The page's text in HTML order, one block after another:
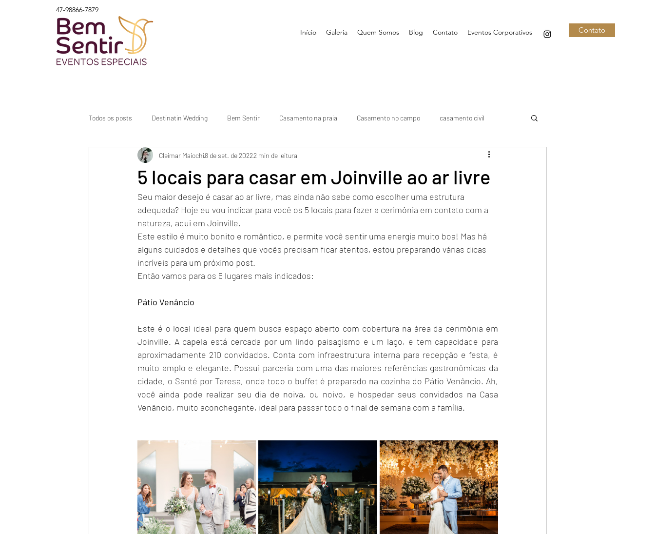
47-98866-7879
Início Galeria Quem Somos Blog Contato Eventos Corporativos Contato
Todos os posts Destinatin Wedding Bem Sentir Casamento na praia Casamento no campo casamento civil
lista de convidados como reduzir a lista de convidados
como começar tempo ideal como organizar o casamento lua de mel dicas para noiva Buquê de noiva
fornecedor de casamento fotografo de casamento convites madrinhas e padrinhos fornecedor
dicas de casamento erros de noivas lembrancinhas aliança de casamento
5 locais para casar em Joinville ao ar livre
Cleimar Maiochi8 de set. de 20222 min de leitura
Seu maior desejo é casar ao ar livre, mas ainda não sabe como escolher uma estrutura
adequada? Hoje eu vou indicar para você os 5 locais para fazer a cerimônia em contato com a
natureza, aqui em Joinville.
Este estilo é muito bonito e romântico, e permite você sentir uma energia muito boa! Mas há
alguns cuidados e detalhes que vocês precisam ficar atentos, estou preparando várias dicas
incríveis para um próximo post.
Então vamos para os 5 lugares mais indicados:
Pátio Venâncio
Este é o local ideal para quem busca espaço aberto com cobertura na área da cerimônia em
Joinville. A capela está cercada por um lindo paisagismo e um lago, e tem capacidade para
aproximadamente 210 convidados. Conta com infraestrutura interna para recepção e festa, é
muito amplo e elegante. Possui parceria com uma das maiores referências gastronômicas da
cidade, o Santé por Teresa, onde todo o buffet é preparado na cozinha do Pátio Venâncio. Ah,
você ainda pode realizar seu dia de noiva, ou noivo, e hospedar seus convidados na Casa
Venâncio, muito aconchegante, ideal para passar todo o final de semana com a família.